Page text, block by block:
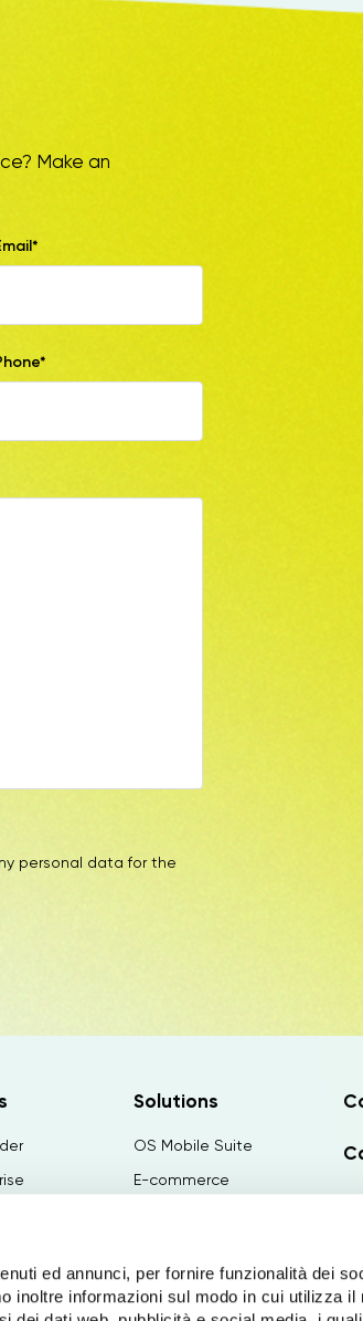
ed annunci, per fornire funzionalità dei
inoltre informazioni sul modo in cui utilizza il
Make an
personal data for the
Solutions
OS Mobile Suite
E-commerce
PIM&Publishing
Artificial intelligence